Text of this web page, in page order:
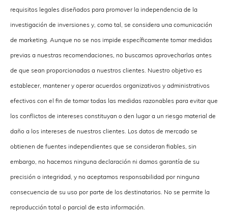
requisitos legales diseñados para promover la independencia de la
investigación de inversiones y, como tal, se considera una comunicación
de marketing. Aunque no se nos impide específicamente tomar medidas
previas a nuestras recomendaciones, no buscamos aprovecharlas antes
de que sean proporcionadas a nuestros clientes. Nuestro objetivo es
establecer, mantener y operar acuerdos organizativos y administrativos
efectivos con el fin de tomar todas las medidas razonables para evitar que
los conflictos de intereses constituyan o den lugar a un riesgo material de
daño a los intereses de nuestros clientes. Los datos de mercado se
obtienen de fuentes independientes que se consideran fiables, sin
embargo, no hacemos ninguna declaración ni damos garantía de su
precisión o integridad, y no aceptamos responsabilidad por ninguna
consecuencia de su uso por parte de los destinatarios. No se permite la
reproducción total o parcial de esta información.